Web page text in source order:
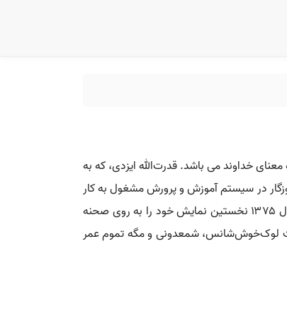
معنای خداوند می باشد. قدرت‌الله ایزدی، که به
آمد و یک بازیگر، کمدین و معلم ایرانی است. او در سال ۱۳۵۸ به عنوان دبیر و آموزگار در سیستم آموزش و پرورش مشغول به کار
شد و مدتی نیز به عنوان ناظم فعالیت کرد. ایزدی در سال ۱۳۶۴ از طریق صدا و سیمای مرکز اصفهان به عرصه بازیگری وارد شد و در سال ۱۳۷۵ نخستین نمایش خود را به روی صحنه
لوک‌خوش‌شانس، شمعدونی و مگه تموم عمر